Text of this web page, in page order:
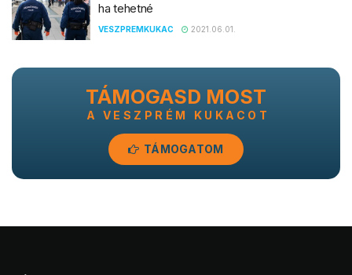
ha tehetné
VESZPREMKUKAC 2021.06.01.
TÁMOGASD MOST
A VESZPRÉM KUKACOT
TÁMOGATOM